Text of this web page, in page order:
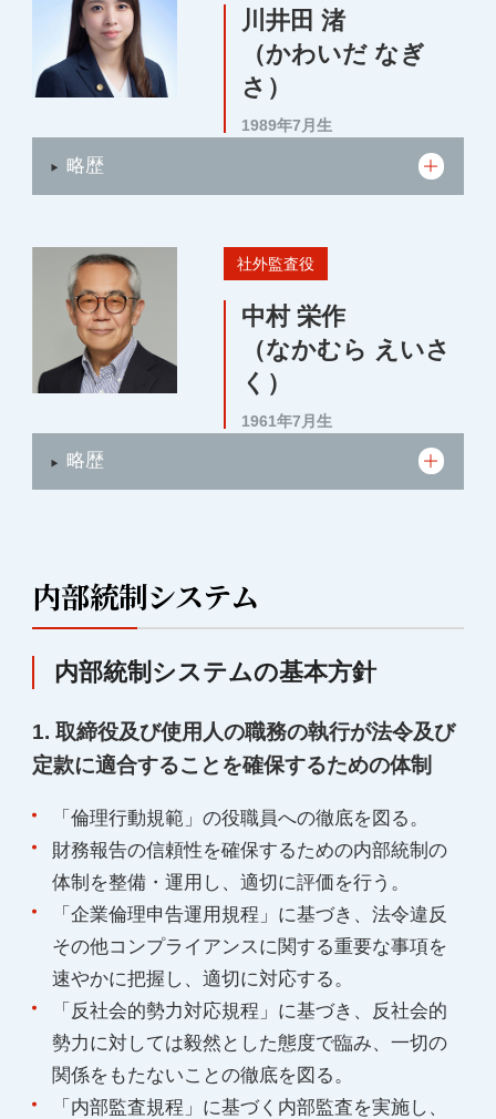
川井田 渚
（かわいだ なぎ
さ）
1989年7月生
略歴
社外監査役
中村 栄作
（なかむら えいさ
く）
1961年7月生
略歴
内部統制システム
内部統制システムの基本方針
1. 取締役及び使用人の職務の執行が法令及び
定款に適合することを確保するための体制
「倫理行動規範」の役職員への徹底を図る。
財務報告の信頼性を確保するための内部統制の
体制を整備・運用し、適切に評価を行う。
「企業倫理申告運用規程」に基づき、法令違反
その他コンプライアンスに関する重要な事項を
速やかに把握し、適切に対応する。
「反社会的勢力対応規程」に基づき、反社会的
勢力に対しては毅然とした態度で臨み、一切の
関係をもたないことの徹底を図る。
「内部監査規程」に基づく内部監査を実施し、